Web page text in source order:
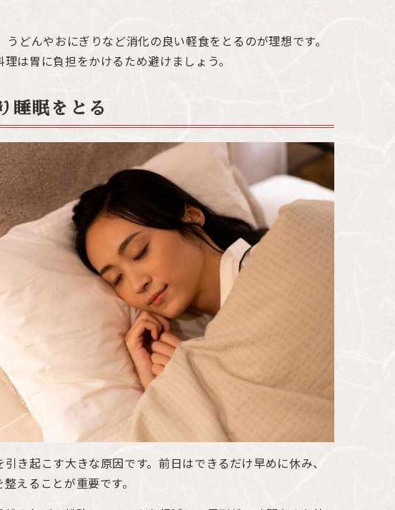
どんやおにぎりなど消化の良い軽食をとるのが理想です。
は胃に負担をかけるため避けましょう。
睡眠をとる
き起こす大きな原因です。前日はできるだけ早めに休み、
えることが重要です。